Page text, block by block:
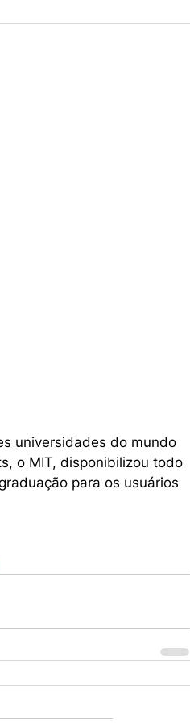
universidades do mundo
o MIT, disponibilizou todo
para os usuários